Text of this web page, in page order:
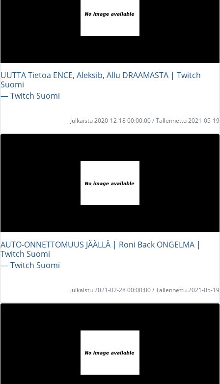
UUTTA Tietoa ENCE, Aleksib, Allu DRAAMASTA | Twitch
Suomi
― Twitch Suomi
Julkaistu 2020-12-18 00:00:00 / Tallennettu 2021-05-19
AUTO-ONNETTOMUUS JÄÄLLÄ | Roni Back ONGELMA |
Twitch Suomi
― Twitch Suomi
Julkaistu 2021-02-28 00:00:00 / Tallennettu 2021-05-19